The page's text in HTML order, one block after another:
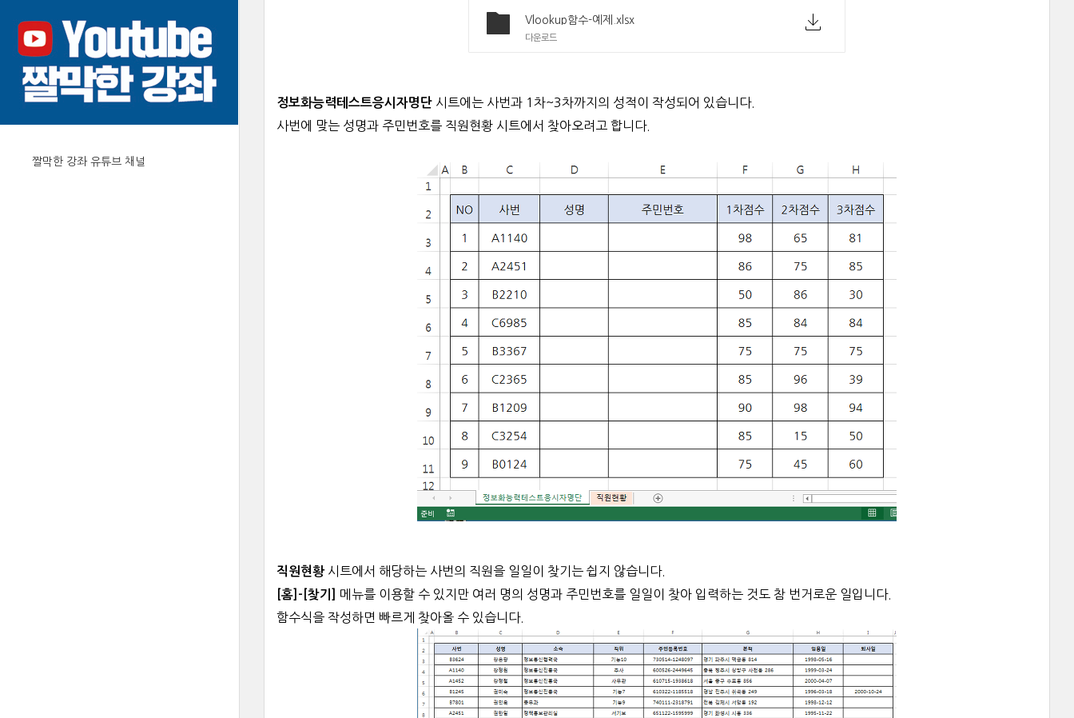
짤막한 강좌 유튜브 채널
Vlookup함수-예제.xlsx
다운로드
정보화능력테스트응시자명단 시트에는 사번과 1차~3차까지의 성적이 작성되어 있습니다.
사번에 맞는 성명과 주민번호를 직원현황 시트에서 찾아오려고 합니다.
직원현황시트에서 해당하는 사번의 직원을 일일이 찾기는 쉽지 않습니다.
[홈]-[찾기]
메뉴를 이용할 수 있지만 여러 명의 성명과 주민번호를 일일이 찾아 입력하는 것도 참 번거로운 일입니다.
함수식을 작성하면 빠르게 찾아올 수 있습니다.